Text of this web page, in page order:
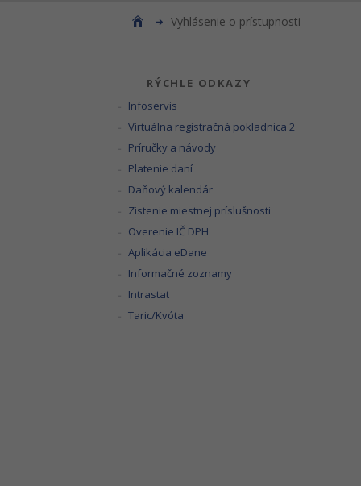
Vyhlásenie o prístupnosti
RÝCHLE ODKAZY
Infoservis
Virtuálna registračná pokladnica 2
Príručky a návody
Platenie daní
Daňový kalendár
Zistenie miestnej príslušnosti
Overenie IČ DPH
Aplikácia eDane
Informačné zoznamy
Intrastat
Taric/Kvóta